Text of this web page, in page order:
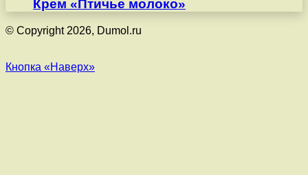
Крем «Птичье молоко»
© Copyright 2026, Dumol.ru
Кнопка «Наверх»